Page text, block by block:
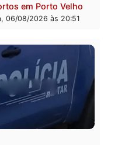
sexta-feira, 07/08/2026 às
Polícia